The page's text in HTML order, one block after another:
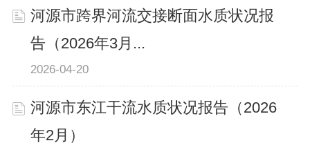
河源市跨界河流交接断面水质状况报
告（2026年3月...
2026-04-20
河源市东江干流水质状况报告（2026
年2月）